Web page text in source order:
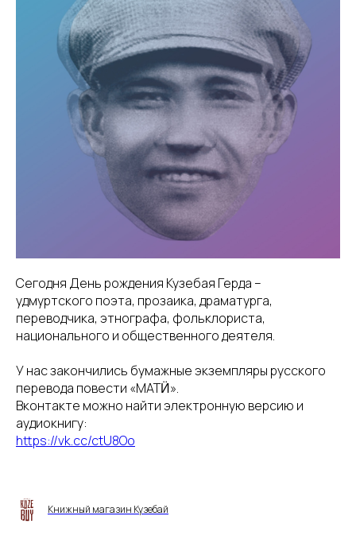
Сегодня День рождения Кузебая Герда –
удмуртского поэта, прозаика, драматурга,
переводчика, этнографа, фольклориста,
национального и общественного деятеля.
У нас закончились бумажные экземпляры русского
перевода повести «МАТӤ».
Вконтакте можно найти электронную версию и
аудиокнигу:
https://vk.cc/ctU8Oo
Книжный магазин Кузебай